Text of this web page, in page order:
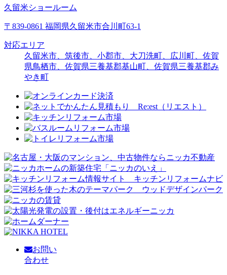
久留米ショールーム
〒839-0861 福岡県久留米市合川町63-1
対応エリア
久留米市、筑後市、小郡市、大刀洗町、広川町、佐賀
県鳥栖市、佐賀県三養基郡基山町、佐賀県三養基郡み
やき町
お問い
合わせ